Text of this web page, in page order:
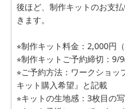
後ほど、制作キットのお支
きます。
⭐︎制作キット料金：2,000円
⭐︎制作キットご予約締切：9/
⭐︎ご予約方法：ワークショ
キット購入希望』と記載
⭐︎キットの生地感：3枚目の